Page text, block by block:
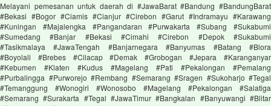
Melayani pemesanan untuk daerah di #JawaBarat #Bandung #BandungBarat
#Bekasi #Bogor #Ciamis #Cianjur #Cirebon #Garut #Indramayu #Karawang
#Kuningan #Majalengka #Pangandaran #Purwakarta #Subang #Sukabumi
#Sumedang #Banjar #Bekasi #Cimahi #Cirebon #Depok #Sukabumi
#Tasikmalaya #JawaTengah #Banjarnegara #Banyumas #Batang #Blora
#Boyolali #Brebes #Cilacap #Demak #Grobogan #Jepara #Karanganyar
#Kebumen #Klaten #Kudus #Magelang #Pati #Pekalongan #Pemalang
#Purbalingga #Purworejo #Rembang #Semarang #Sragen #Sukoharjo #Tegal
#Temanggung #Wonogiri #Wonosobo #Magelang #Pekalongan #Salatiga
#Semarang #Surakarta #Tegal #JawaTimur #Bangkalan #Banyuwangi #Blitar